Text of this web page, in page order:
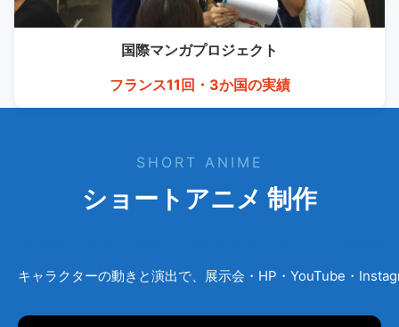
国際マンガプロジェクト
フランス11回・3か国の実績
SHORT ANIME
ショートアニメ 制作
キャラクターの動きと演出で、展示会・HP・YouTube・